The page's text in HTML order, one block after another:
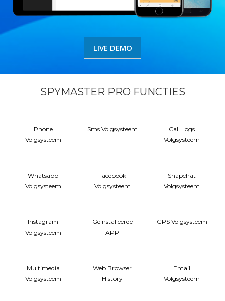
LIVE DEMO
SPYMASTER PRO FUNCTIES
Phone
Volgsysteem
Sms Volgsysteem
Call Logs
Volgsysteem
Whatsapp
Volgsysteem
Facebook
Volgsysteem
Snapchat
Volgsysteem
Instagram
Volgsysteem
Geïnstalleerde
APP
GPS Volgsysteem
Multimedia
Volgsysteem
Web Browser
History
Email
Volgsysteem